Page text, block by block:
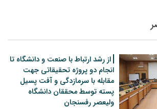
از رشد ارتباط با صنعت و دانشگاه تا
انجام دو پروژه تحقیقاتی جهت
مقابله با سرمازدگی و آفت پسیل
پسته توسط محققان دانشگاه
ولیعصر رفسنجان